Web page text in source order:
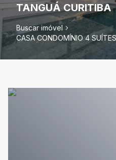
TANGUÁ CURITIBA
Buscar imóvel
CASA CONDOMÍNIO 4